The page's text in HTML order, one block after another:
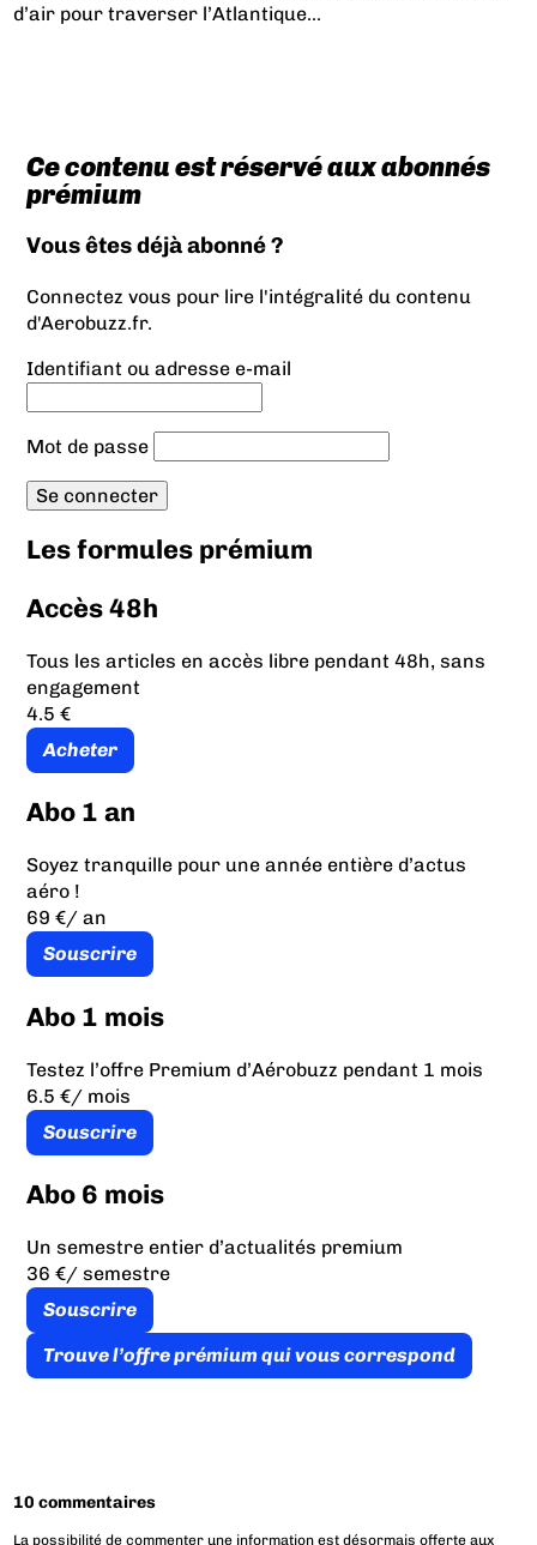
d’air pour traverser l’Atlantique...
Ce contenu est réservé aux abonnés
prémium
Vous êtes déjà abonné ?
Connectez vous pour lire l'intégralité du contenu
d'Aerobuzz.fr.
Identifiant ou adresse e-mail
Mot de passe
Les formules prémium
Accès 48h
Tous les articles en accès libre pendant 48h, sans
engagement
4.5 €
Acheter
Abo 1 an
Soyez tranquille pour une année entière d’actus
aéro !
69 €/ an
Souscrire
Abo 1 mois
Testez l’offre Premium d’Aérobuzz pendant 1 mois
6.5 €/ mois
Souscrire
Abo 6 mois
Un semestre entier d’actualités premium
36 €/ semestre
Souscrire
Trouve l’offre prémium qui vous correspond
10 commentaires
La possibilité de commenter une information est désormais offerte aux